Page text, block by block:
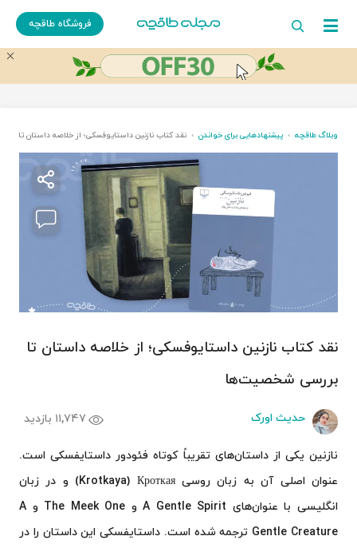
فروشگاه طاقچه
وبلاگ طاقچه پیشنهادهایی برای خواندن نقد کتاب نازنین داستایوفسکی؛ از خلاصه داستان تا
نقد کتاب نازنین داستایوفسکی؛ از خلاصه داستان تا
بررسی شخصیت‌ها
حدیث اورک
۱۱,۷۴۷ بازدید
نازنین یکی از داستان‌های تقریباً کوتاه فئودور داستایفسکی است.
عنوان اصلی آن به زبان روسی Krotkaya) Кроткая) و در زبان
انگلیسی با عنوان‌های A Gentle Spirit و The Meek One و A
Gentle Creature ترجمه شده است. داستایفسکی این داستان را در